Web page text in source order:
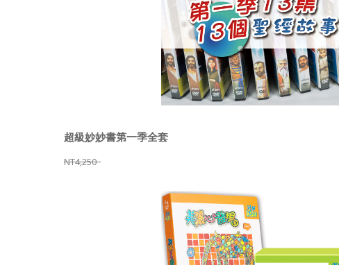
超級妙妙書第一季全套
NT4,250